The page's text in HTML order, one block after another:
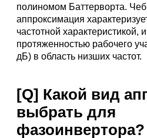
полиномом Баттерворта.
аппроксимация
частотной характеристикой,
протяженностью рабочего
дБ) в область низших частот.
[Q] Какой вид
выбрать для
фазоинвертора?